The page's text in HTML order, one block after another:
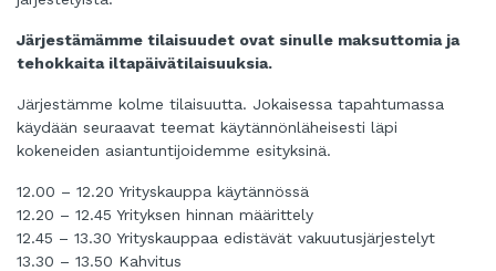
Järjestämämme tilaisuudet ovat sinulle maksuttomia ja
tehokkaita iltapäivätilaisuuksia.
Järjestämme kolme tilaisuutta. Jokaisessa tapahtumassa
käydään seuraavat teemat käytännönläheisesti läpi
kokeneiden asiantuntijoidemme esityksinä.
12.00 – 12.20 Yrityskauppa käytännössä
12.20 – 12.45 Yrityksen hinnan määrittely
12.45 – 13.30 Yrityskauppaa edistävät vakuutusjärjestelyt
13.30 – 13.50 Kahvitus